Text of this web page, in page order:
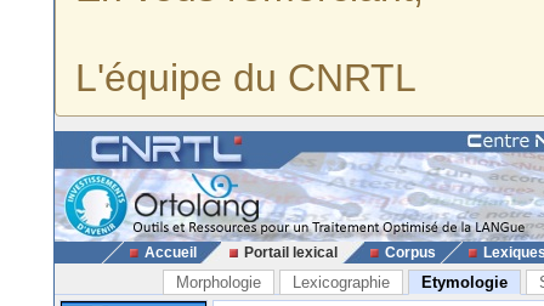
L'équipe du CNRTL
Accueil Portail lexical Corpus
Morphologie Lexicographie Etymologie